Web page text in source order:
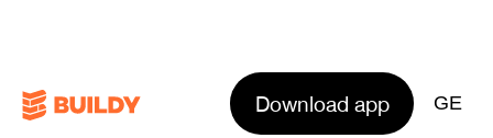
Download app GE